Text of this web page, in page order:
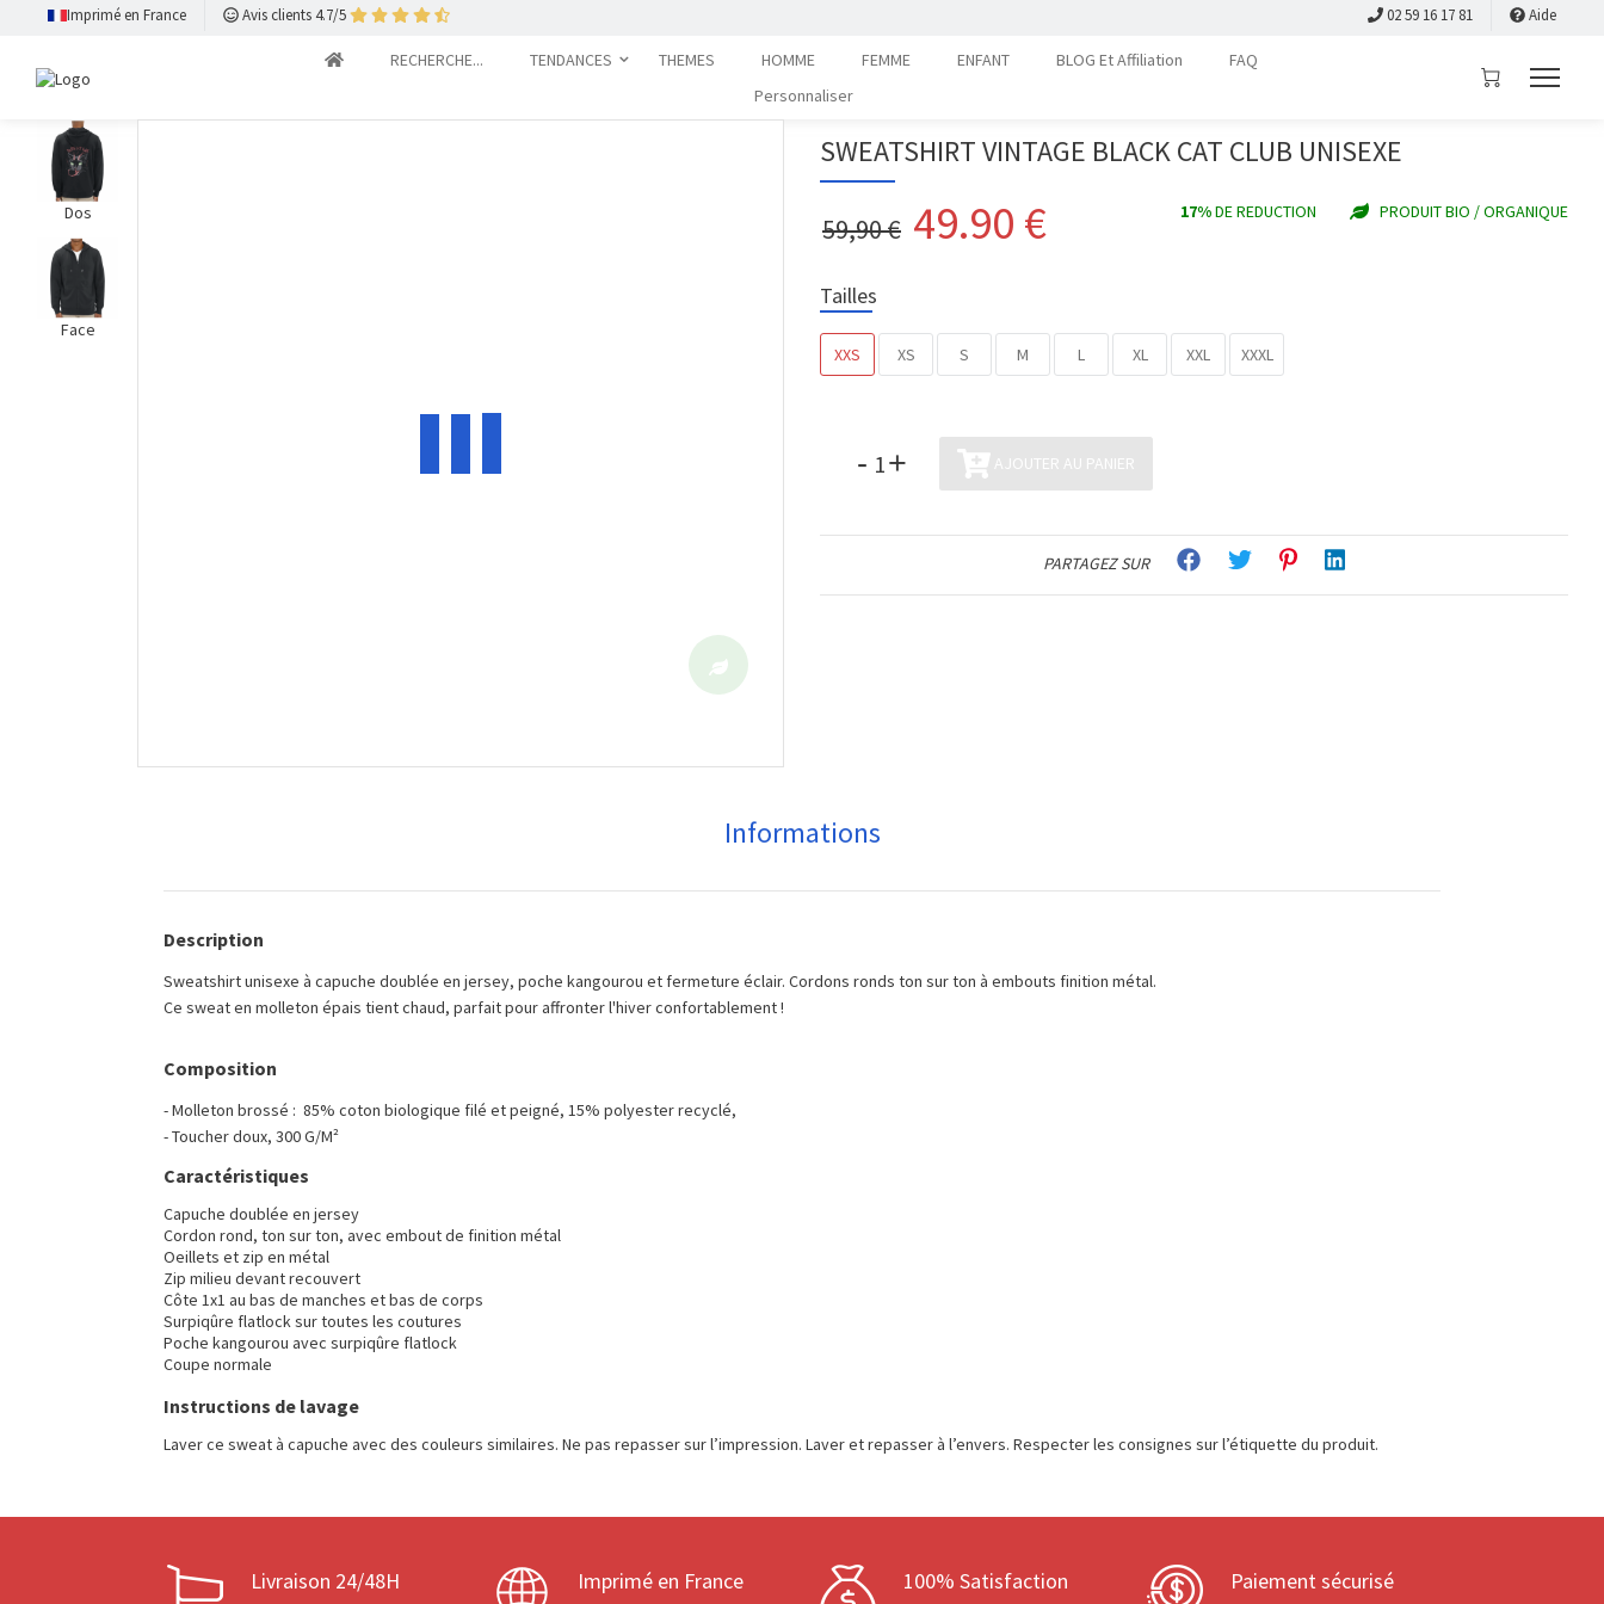
Imprimé en France Avis clients 4.7/5 02 59 16 17 81 Aide
RECHERCHE... TENDANCES THEMES HOMME FEMME ENFANT BLOG Et Affiliation
FAQ
Personnaliser
Dos
Face
SWEATSHIRT VINTAGE BLACK CAT CLUB UNISEXE
59,90 € 49.90 € 17%DE REDUCTION PRODUIT BIO / ORGANIQUE
Tailles
XXS XS S M L XL XXL XXXL
- + AJOUTER AU PANIER
PARTAGEZ SUR
Informations
Description
Sweatshirt unisexe à capuche doublée en jersey, poche kangourou et fermeture éclair. Cordons ronds ton sur ton à embouts finition métal.
Ce sweat en molleton épais tient chaud, parfait pour affronter l'hiver confortablement !
Composition
- Molleton brossé : 85% coton biologique filé et peigné, 15% polyester recyclé,
- Toucher doux, 300 G/M²
Caractéristiques
Capuche doublée en jersey
Cordon rond, ton sur ton, avec embout de finition métal
Oeillets et zip en métal
Zip milieu devant recouvert
Côte 1x1 au bas de manches et bas de corps
Surpiqûre flatlock sur toutes les coutures
Poche kangourou avec surpiqûre flatlock
Coupe normale
Instructions de lavage
Laver ce sweat à capuche avec des couleurs similaires. Ne pas repasser sur l’impression. Laver et repasser à l’envers. Respecter les consignes sur l’étiquette du produit.
Livraison 24/48H Imprimé en France 100% Satisfaction Paiement sécurisé